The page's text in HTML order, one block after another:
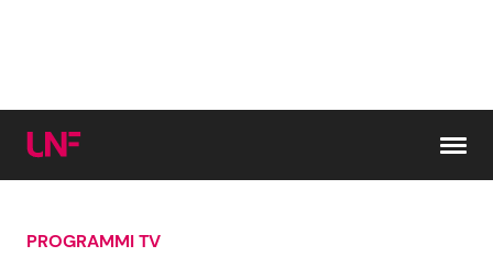
Cerca:
PROGRAMMI TV